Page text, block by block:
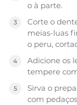
o à parte.
Corte o
meias-luas
o peru,
Adicione os
tempere
Sirva o
com